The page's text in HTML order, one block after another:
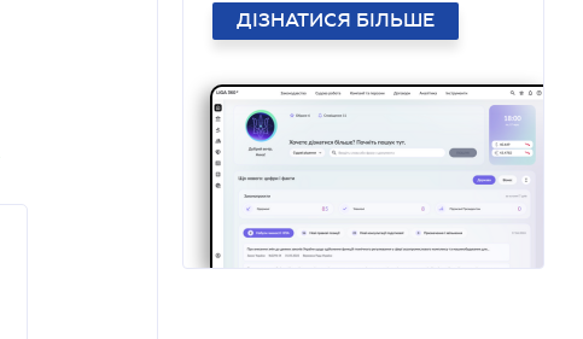
ДІЗНАТИСЯ БІЛЬШЕ